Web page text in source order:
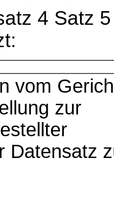
4 Satz
vom
zur
Datensatz